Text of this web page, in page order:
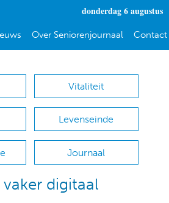
donderdag 6 augustus
Over Seniorenjournaal Contact
Vitaliteit
Levenseinde
Journaal
digitaal